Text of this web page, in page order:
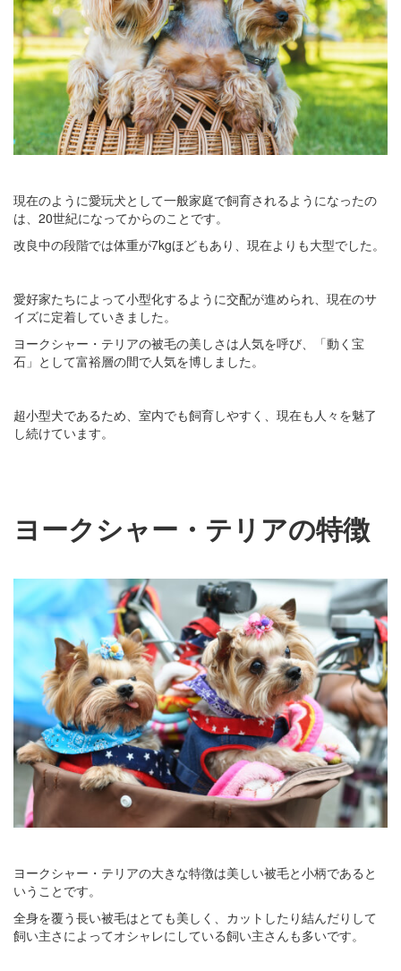
現在のように愛玩犬として一般家庭で飼育されるようになったの
は、20世紀になってからのことです。
改良中の段階では体重が7kgほどもあり、現在よりも大型でした。
愛好家たちによって小型化するように交配が進められ、現在のサ
イズに定着していきました。
ヨークシャー・テリアの被毛の美しさは人気を呼び、「動く宝
石」として富裕層の間で人気を博しました。
超小型犬であるため、室内でも飼育しやすく、現在も人々を魅了
し続けています。
ヨークシャー・テリアの特徴
ヨークシャー・テリアの大きな特徴は美しい被毛と小柄であると
いうことです。
全身を覆う長い被毛はとても美しく、カットしたり結んだりして
飼い主さによってオシャレにしている飼い主さんも多いです。